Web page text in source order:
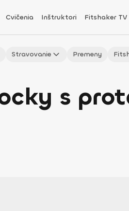
Cvičenia Inštruktori Fitshaker TV
Stravovanie Premeny
s